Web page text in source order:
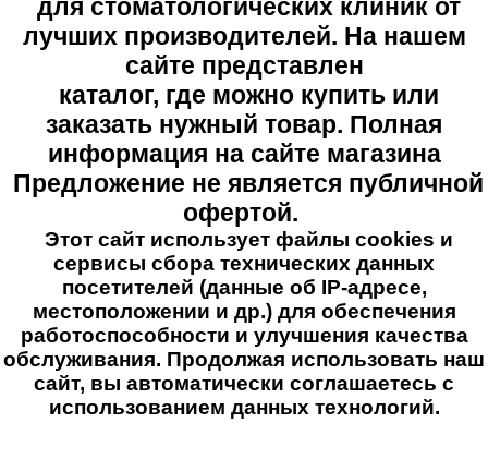
для стоматологических клиник от
лучших производителей. На нашем
сайте представлен
каталог, где можно купить или
заказать нужный товар. Полная
информация на сайте магазина
Предложение не является публичной
офертой.
Этот сайт использует файлы cookies и
сервисы сбора технических данных
посетителей (данные об IP-адресе,
местоположении и др.) для обеспечения
работоспособности и улучшения качества
обслуживания. Продолжая использовать наш
сайт, вы автоматически соглашаетесь с
использованием данных технологий.